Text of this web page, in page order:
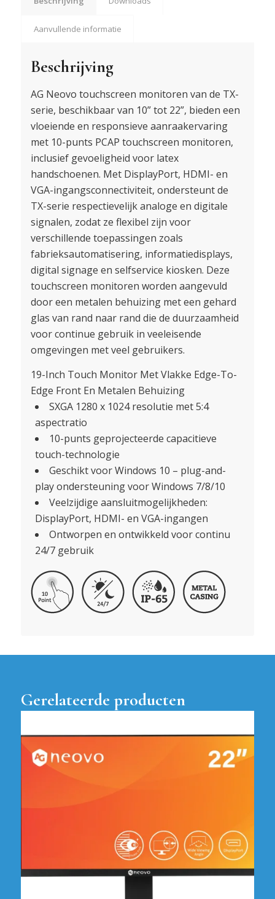
Aanvullende informatie
Beschrijving
AG Neovo touchscreen monitoren van de TX-
serie, beschikbaar van 10” tot 22”, bieden een
vloeiende en responsieve aanraakervaring
met 10-punts PCAP touchscreen monitoren,
inclusief gevoeligheid voor latex
handschoenen. Met DisplayPort, HDMI- en
VGA-ingangsconnectiviteit, ondersteunt de
TX-serie respectievelijk analoge en digitale
signalen, zodat ze flexibel zijn voor
verschillende toepassingen zoals
fabrieksautomatisering, informatiedisplays,
digital signage en selfservice kiosken. Deze
touchscreen monitoren worden aangevuld
door een metalen behuizing met een gehard
glas van rand naar rand die de duurzaamheid
voor continue gebruik in veeleisende
omgevingen met veel gebruikers.
19-Inch Touch Monitor Met Vlakke Edge-To-
Edge Front En Metalen Behuizing
SXGA 1280 x 1024 resolutie met 5:4
aspectratio
10-punts geprojecteerde capacitieve
touch-technologie
Geschikt voor Windows 10 – plug-and-
play ondersteuning voor Windows 7/8/10
Veelzijdige aansluitmogelijkheden:
DisplayPort, HDMI- en VGA-ingangen
Ontworpen en ontwikkeld voor continu
24/7 gebruik
Gerelateerde producten